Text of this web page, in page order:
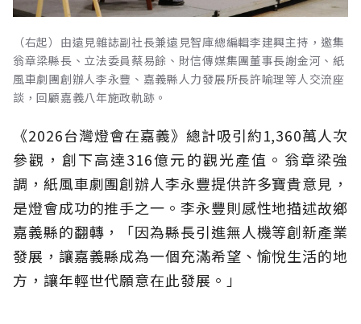
（右起）由遠見雜誌副社長兼遠見智庫總編輯李建興主持，邀集
翁章梁縣長、立法委員蔡易餘、財信傳媒集團董事長謝金河、紙
風車劇團創辦人李永豐、嘉義縣人力發展所長許喻理等人交流座
談，回顧嘉義八年施政軌跡。
《2026台灣燈會在嘉義》總計吸引約1,360萬人次
參觀，創下高達316億元的觀光產值。翁章梁強
調，紙風車劇團創辦人李永豐提供許多寶貴意見，
是燈會成功的推手之一。李永豐則感性地描述故鄉
嘉義縣的翻轉，「因為縣長引進無人機等創新產業
發展，讓嘉義縣成為一個充滿希望、愉悅生活的地
方，讓年輕世代願意在此發展。」